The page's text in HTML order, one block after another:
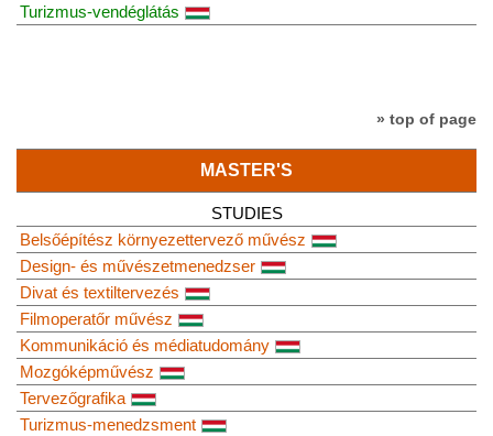
Turizmus-vendéglátás
» top of page
MASTER'S
STUDIES
Belsőépítész környezettervező művész
Design- és művészetmenedzser
Divat és textiltervezés
Filmoperatőr művész
Kommunikáció és médiatudomány
Mozgóképművész
Tervezőgrafika
Turizmus-menedzsment